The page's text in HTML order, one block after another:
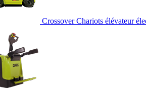
Crossover Chariots élévateur